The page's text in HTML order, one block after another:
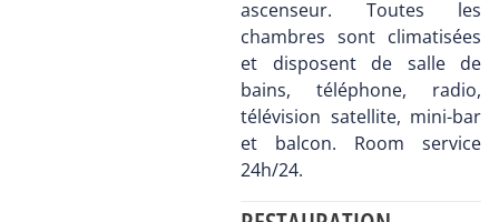
ascenseur. Toutes les
chambres sont climatisées
et disposent de salle de
bains, téléphone, radio,
télévision satellite, mini-bar
et balcon. Room service
24h/24.